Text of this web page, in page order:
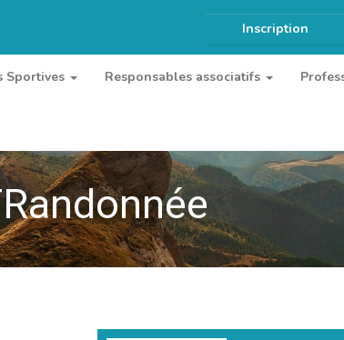
Inscription
Sportives Responsables associatifs